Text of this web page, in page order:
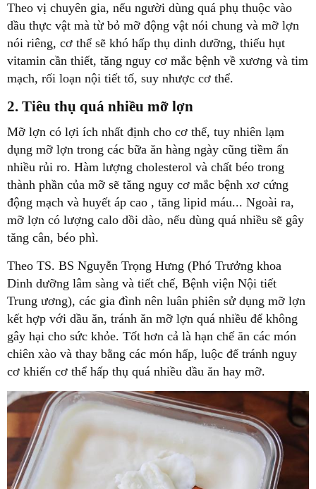
Theo vị chuyên gia, nếu người dùng quá phụ thuộc vào
dầu thực vật mà từ bỏ mỡ động vật nói chung và mỡ lợn
nói riêng, cơ thể sẽ khó hấp thụ dinh dưỡng, thiếu hụt
vitamin cần thiết, tăng nguy cơ mắc bệnh về xương và tim
mạch, rối loạn nội tiết tố, suy nhược cơ thể.
2. Tiêu thụ quá nhiều mỡ lợn
Mỡ lợn có lợi ích nhất định cho cơ thể, tuy nhiên lạm
dụng mỡ lợn trong các bữa ăn hàng ngày cũng tiềm ẩn
nhiều rủi ro. Hàm lượng cholesterol và chất béo trong
thành phần của mỡ sẽ tăng nguy cơ mắc bệnh xơ cứng
động mạch và huyết áp cao , tăng lipid máu... Ngoài ra,
mỡ lợn có lượng calo dồi dào, nếu dùng quá nhiều sẽ gây
tăng cân, béo phì.
Theo TS. BS Nguyễn Trọng Hưng (Phó Trưởng khoa
Dinh dưỡng lâm sàng và tiết chế, Bệnh viện Nội tiết
Trung ương), các gia đình nên luân phiên sử dụng mỡ lợn
kết hợp với dầu ăn, tránh ăn mỡ lợn quá nhiều để không
gây hại cho sức khỏe. Tốt hơn cả là hạn chế ăn các món
chiên xào và thay bằng các món hấp, luộc để tránh nguy
cơ khiến cơ thể hấp thụ quá nhiều dầu ăn hay mỡ.